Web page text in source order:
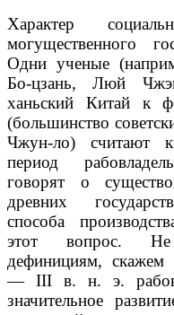
Характер
могущественного
Одни ученые
Бо-цзань, Люй
ханьский Китай к
(большинство
Чжун-ло) считают
период
говорят о
древних
способа
этот вопрос.
дефинициям,
— III в. н. э.
значительное